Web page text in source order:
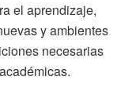
el aprendizaje,
y ambientes
necesarias